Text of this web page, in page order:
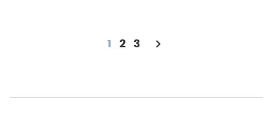
1 2 3 chevron_right